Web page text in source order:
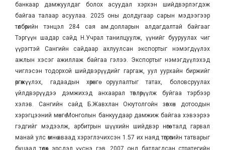
банкаар дамжуулдаг болох асуудал хэрхэн шийдвэрлэгдэж
байгаа талаар асуулаа. 2025 оны долдугаар сарын мэдээгээр
төлбөрийн тэнцэл 284 сая ам.долларын алдагдалтай байгааг
Тэргүүн шадар сайд Н.Учрал танилцуулж, үүнийг бууруулах чиг
үүрэгтэй Сангийн сайдаар ахлуулсан экспортыг нэмэгдүүлэх
ажлын хэсэг ажиллаж байгаа гэлээ. Экспортыг нэмэгдүүлэхэд
чиглэсэн тодорхой шийдвэрүүдийг гаргаж, уул уурхайн биржийг
өргөжүүлэх, гадаадын хөрөнгө оруулалтыг татах, боловсруулах
үйлдвэрүүдээ дэмжихэд анхаарал төвлөрүүлж буйгаа тэрбээр
хэлэв. Сангийн сайд Б.Жавхлан Оюутолгойн зөвхөн дотоодын
хэрэгцээний мөнгө Монголын банкуудаар дамжиж байгаа хэвээрээ
гэдгийг мэдээлж, арбитрын шүүхийн шийдвэр нөгөө талд гарвал
манай улс өмнө аваад хэрэглэчихсэн 1.57 их наяд төгрөгийн татварыг
буцаад төлөх эрсдэл үүснэ гэв. 2007 онд батлагдсан стратегийн